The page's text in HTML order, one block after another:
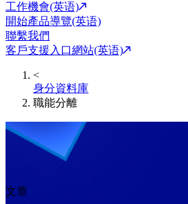
工作機會(英语)
開始產品導覽(英语)
聯繫我們
客戶支援入口網站(英语)
<
身分資料庫
職能分離
文章